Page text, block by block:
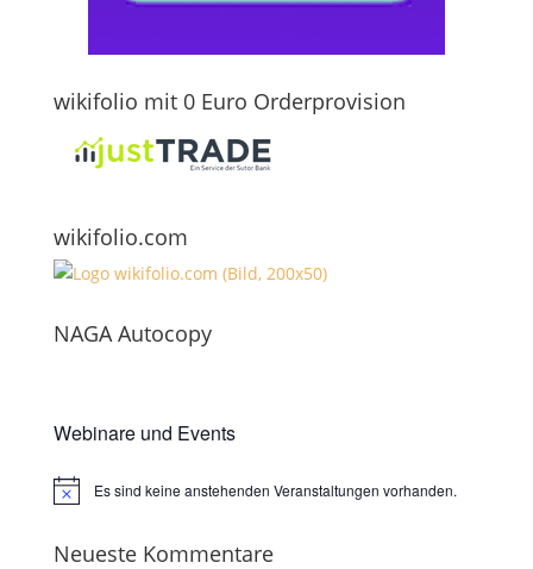
wikifolio mit 0 Euro Orderprovision
wikifolio.com
NAGA Autocopy
Webinare und Events
HinweisEs sind keine anstehenden Veranstaltungen vorhanden.
Neueste Kommentare